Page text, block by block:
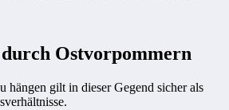
Ostvorpommern
hängen gilt in dieser Gegend sicher als